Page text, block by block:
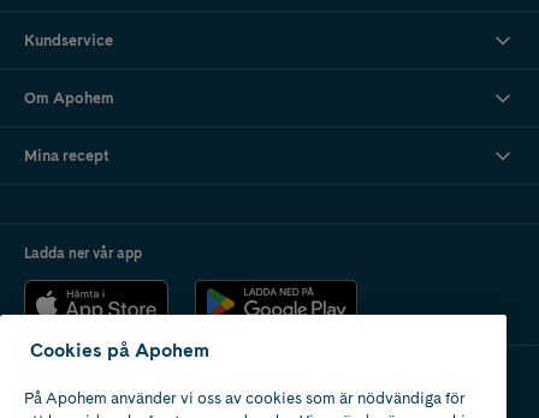
Kundservice
Om Apohem
Mina recept
Ladda ner vår app
Apotek med tillstånd
Cookies på Apohem
På Apohem använder vi oss av cookies som är nödvändiga för